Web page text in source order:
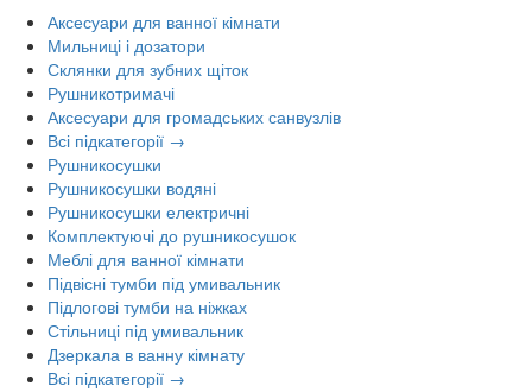
Аксесуари для ванної кімнати
Мильниці і дозатори
Склянки для зубних щіток
Рушникотримачі
Аксесуари для громадських санвузлів
Всі підкатегорії →
Рушникосушки
Рушникосушки водяні
Рушникосушки електричні
Комплектуючі до рушникосушок
Меблі для ванної кімнати
Підвісні тумби під умивальник
Підлогові тумби на ніжках
Стільниці під умивальник
Дзеркала в ванну кімнату
Всі підкатегорії →